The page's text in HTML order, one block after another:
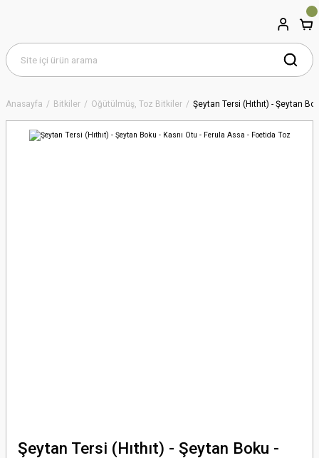
Anasayfa Bitkiler Öğütülmüş, Toz Bitkiler Şeytan Tersi (Hıthıt) - Şeytan
Şeytan Tersi (Hıthıt) - Şeytan Boku -